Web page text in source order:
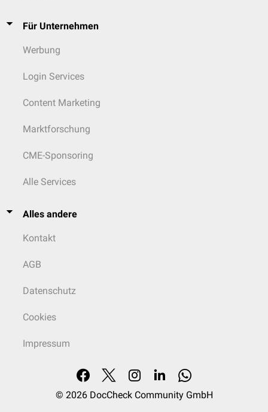
Für Unternehmen
Werbung
Login Services
Content Marketing
Marktforschung
CME-Sponsoring
Alle Services
Alles andere
Kontakt
AGB
Datenschutz
Cookies
Impressum
© 2026 DocCheck Community GmbH